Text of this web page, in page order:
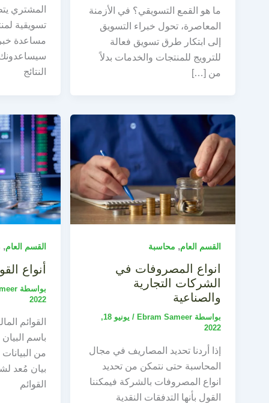
ما هو القمع التسويقي؟ في الأزمنة
المعاصرة، تحول خبراء التسويق
إلى ابتكار طرق تسويق فعالة
للترويج للمنتجات والخدمات بدلاً
من […]
المشتري
تسويقية
مساعدة
النتائج
القسم العام, محاسبة
انواع المصروفات في
الشركات التجارية
والصناعية
بواسطة Ebram Sameer
/
يونيو 18,
2022
إذا أردنا تحديد المصاريف في مجال
المحاسبة حتى نتمكن من تحديد
انواع المصروفات بالشركة فيمكننا
القول بأنها التدفقات النقدية
القسم العام,
أنواع
بواسطة
2022
القوائم
باسم
من
بيان مُعد
القوائم